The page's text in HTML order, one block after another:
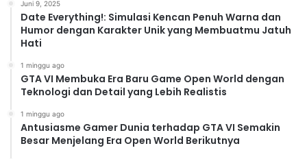
Juni 9, 2025
Date Everything!: Simulasi Kencan Penuh Warna dan
Humor dengan Karakter Unik yang Membuatmu Jatuh
Hati
1 minggu ago
GTA VI Membuka Era Baru Game Open World dengan
Teknologi dan Detail yang Lebih Realistis
1 minggu ago
Antusiasme Gamer Dunia terhadap GTA VI Semakin
Besar Menjelang Era Open World Berikutnya